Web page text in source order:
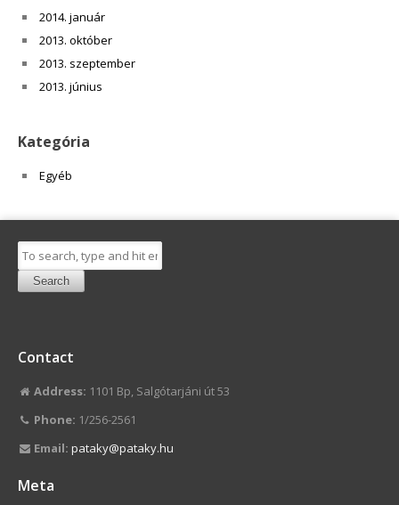
2014. január
2013. október
2013. szeptember
2013. június
Kategória
Egyéb
Search
Contact
Address: 1101 Bp, Salgótarjáni út 53
Phone: 1/256-2561
Email: pataky@pataky.hu
Meta